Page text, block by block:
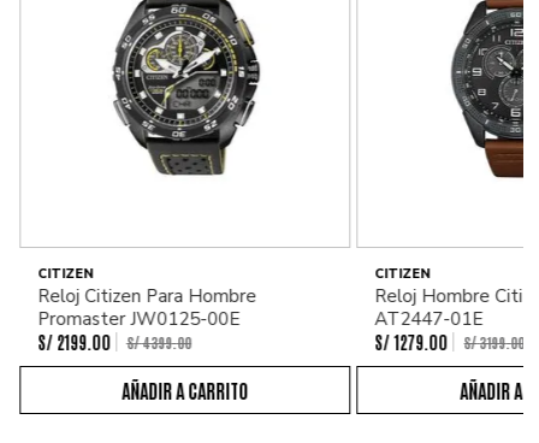
CITIZEN
Reloj Citizen Para Hombre
Promaster JW0125-00E
S/ 2199. 00 S/4399.00
CITIZEN
Reloj Hombre
AT2447-01E
S/ 1279 00 S/3199.00